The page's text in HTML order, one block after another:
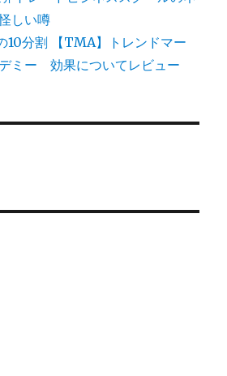
しい噂
10分割 【TMA】トレンドマー
ミー 効果についてレビュー